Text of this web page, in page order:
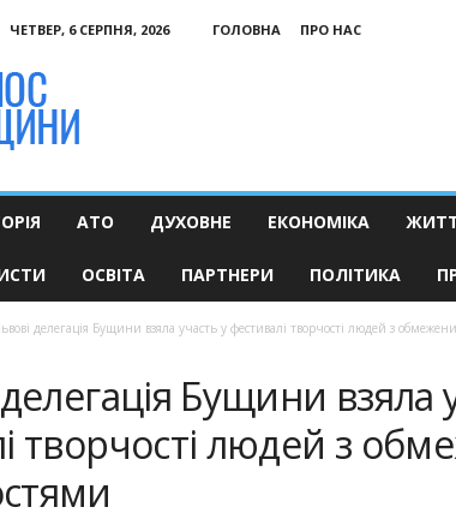
ЧЕТВЕР, 6 СЕРПНЯ, 2026 ГОЛОВНА
ПРО НАС
АТО ДУХОВНЕ ЕКОНОМІКА
ОСВІТА ПАРТНЕРИ ПОЛІТИКА
делегація Бущини взяла участь у фестивалі творчості людей з
Бущини взяла
творчості людей з